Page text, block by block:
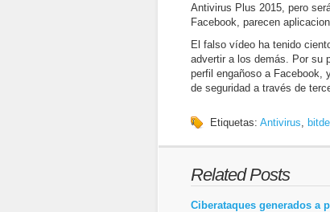
Antivirus Plus 2015, pero
Facebook, parecen
El falso vídeo ha tenido
advertir a los demás. Por su
perfil engañoso a Facebook,
de seguridad a través de
Etiquetas: Antivirus,
Related Posts
Ciberataques generados a